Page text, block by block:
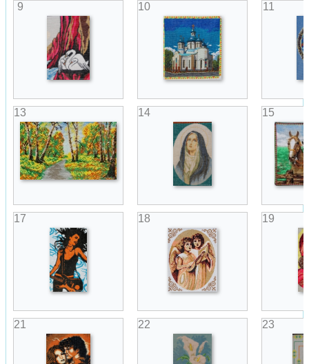
9 10 11
13 14 15
17 18 19
21 22 23